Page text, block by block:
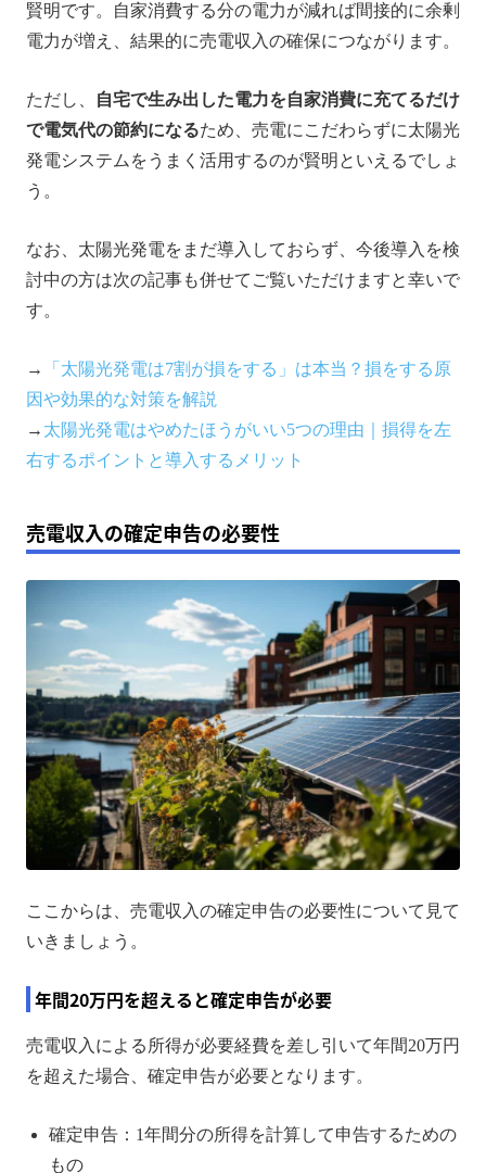
賢明です。自家消費する分の電力が減れば間接的に余剰
電力が増え、結果的に売電収入の確保につながります。
ただし、
自宅で生み出した電力を自家消費に充てるだけ
で電気代の節約になるため、売電にこだわらずに太陽光
発電システムをうまく活用するのが賢明といえるでしょ
う。
なお、太陽光発電をまだ導入しておらず、今後導入を検
討中の方は次の記事も併せてご覧いただけますと幸いで
す。
→
「太陽光発電は7割が損をする」は本当？損をする原
因や効果的な対策を解説
→ 太陽光発電はやめたほうがいい5つの理由｜損得を左
右するポイントと導入するメリット
売電収入の確定申告の必要性
ここからは、売電収入の確定申告の必要性について見て
いきましょう。
年間20万円を超えると確定申告が必要
売電収入による所得が必要経費を差し引いて年間20万円
を超えた場合、確定申告が必要となります。
確定申告：1年間分の所得を計算して申告するための
もの